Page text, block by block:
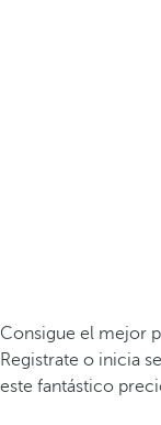
Consigue el mejor
Registrate o inicia
este fantástico